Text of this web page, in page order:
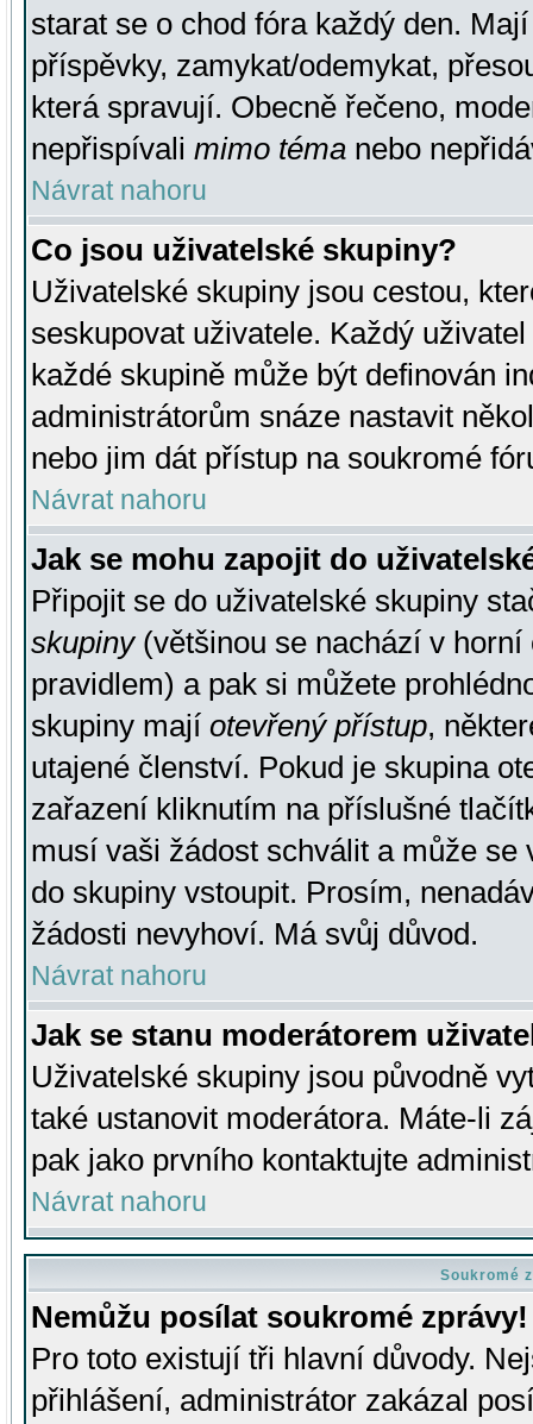
starat se o chod fóra každý den.
příspěvky, zamykat/odemykat,
která spravují. Obecně řečeno,
nepřispívali mimo téma nebo
Návrat nahoru
Co jsou uživatelské skupiny?
Uživatelské skupiny jsou cestou,
seskupovat uživatele. Každý
každé skupině může být definován
administrátorům snáze nastavit
nebo jim dát přístup na soukromé
Návrat nahoru
Jak se mohu zapojit do
Připojit se do uživatelské skupiny
skupiny(většinou se nachází v horní
pravidlem) a pak si můžete
skupiny mají otevřený přístup,
utajené členství. Pokud je skupina
zařazení kliknutím na příslušné
musí vaši žádost schválit a může se
do skupiny vstoupit. Prosím,
žádosti nevyhoví. Má svůj důvod.
Návrat nahoru
Jak se stanu moderátorem
Uživatelské skupiny jsou původně
také ustanovit moderátora. Máte-li
pak jako prvního kontaktujte
Návrat nahoru
Soukromé
Nemůžu posílat soukromé zprávy!
Pro toto existují tři hlavní důvody.
přihlášení, administrátor zakázal